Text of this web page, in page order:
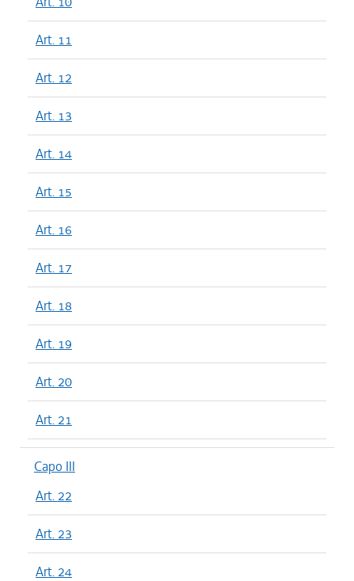
Art. 11
Art. 12
Art. 13
Art. 14
Art. 15
Art. 16
Art. 17
Art. 18
Art. 19
Art. 20
Art. 21
Capo III
Art. 22
Art. 23
Art. 24